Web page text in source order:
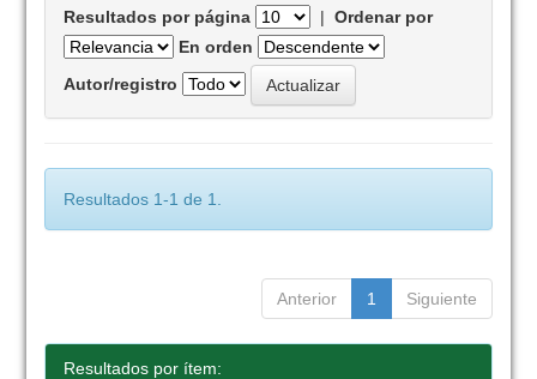
Resultados por página |Ordenar por
En orden
Autor/registro
Resultados 1-1 de 1.
Anterior 1 Siguiente
Resultados por ítem: